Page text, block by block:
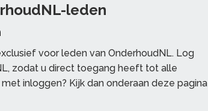
leden
voor leden van OnderhoudNL. Log
zodat u direct toegang heeft tot alle
inloggen? Kijk dan onderaan deze pagina